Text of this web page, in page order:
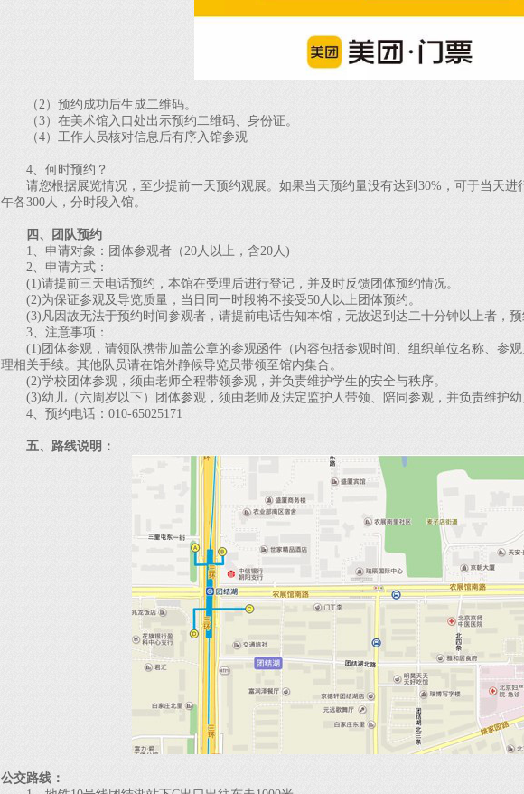
（2）预约成功后生成二维码。
（3）在美术馆入口处出示预约二维码、身份证。
（4）工作人员核对信息后有序入馆参观
4、何时预约？
请您根据展览情况，至少提前一天预约观展。如果当天预约量没有达到30%，可于当天进
午各300人，分时段入馆。
四、团队预约
1、申请对象：团体参观者（20人以上，含20人)
2、申请方式：
(1)请提前三天电话预约，本馆在受理后进行登记，并及时反馈团体预约情况。
(2)为保证参观及导览质量，当日同一时段将不接受50人以上团体预约。
(3)凡因故无法于预约时间参观者，请提前电话告知本馆，无故迟到达二十分钟以上者，预
3、注意事项：
(1)团体参观，请领队携带加盖公章的参观函件（内容包括参观时间、组织单位名称、参
理相关手续。其他队员请在馆外静候导览员带领至馆内集合。
(2)学校团体参观，须由老师全程带领参观，并负责维护学生的安全与秩序。
(3)幼儿（六周岁以下）团体参观，须由老师及法定监护人带领、陪同参观，并负责维护幼
4、预约电话：010-65025171
五、路线说明：
公交路线：